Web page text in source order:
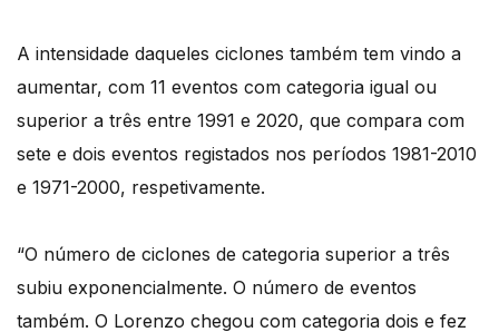
A intensidade daqueles ciclones também tem vindo a
aumentar, com 11 eventos com categoria igual ou
superior a três entre 1991 e 2020, que compara com
sete e dois eventos registados nos períodos 1981-2010
e 1971-2000, respetivamente.
“O número de ciclones de categoria superior a três
subiu exponencialmente. O número de eventos
também. O Lorenzo chegou com categoria dois e fez